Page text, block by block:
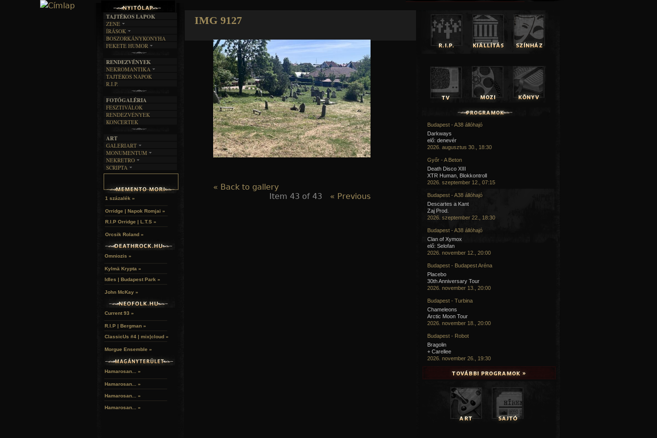
IMG 9127
« Back to gallery
Item 43 of 43
« Previous
TAJTÉKOS LAPOK
ZENE
EGYÜTTESEK
INTERJÚK
FORDÍTÁSOK
DALSZÖVEGEK
ÍRÁSOK
IRODALOM
FILM
MŰVÉSZET
ÍRÁSTÖRTÉNET
BOSZORKÁNYKONYHA
FEKETE HUMOR
SZÖVEGES
RENDEZVÉNYEK
NEKROMANTIKA
AKTUÁLIS
A MÚLT
TAJTÉKOS NAPOK
R.I.P.
FOTÓGALÉRIA
FESZTIVÁLOK
RENDEZVÉNYEK
KONCERTEK
ART
GALERIART
ARTGALERI
KÉPREGÉNYEK
LAKÁSKULTS
MONUMENTUM
TEMETŐK
TEMPLOMOK
HELYEK
NEKRETRO
SZUBKULT
RELIKVIÁK
SCRIPTA
NOVELLÁK
HALÁLTÁNC
1 százalék »
Orridge | Napok Romjai »
R.I.P Orridge | L.T.S »
Orcsik Roland »
Omniozis »
Kylmä Krypta »
Idles | Budapest Park »
John McKay »
Current 93 »
R.I.P | Bergman »
ClassicUs #4 | mix|cloud »
Morgue Ensemble »
Hamarosan... »
Hamarosan... »
Hamarosan... »
Hamarosan... »
Budapest - A38 állóhajó
Darkways
elő: denevér
2026. augusztus 30., 18:30
Győr - A Beton
Death Disco XIII
XTR Human, Blokkontroll
2026. szeptember 12., 07:15
Budapest - A38 állóhajó
Descartes a Kant
Zaj Prod.
2026. szeptember 22., 18:30
Budapest - A38 állóhajó
Clan of Xymox
elő: Selofan
2026. november 12., 20:00
Budapest - Budapest Aréna
Placebo
30th Anniversary Tour
2026. november 13., 20:00
Budapest - Turbina
Chameleons
Arctic Moon Tour
2026. november 18., 20:00
Budapest - Robot
Bragolin
+ Carellee
2026. november 26., 19:30